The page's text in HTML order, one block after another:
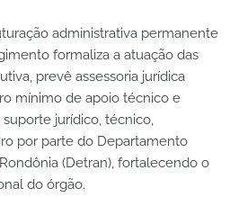
administrativa permanente
formaliza a atuação das
prevê assessoria jurídica
mínimo de apoio técnico e
jurídico, técnico,
por parte do Departamento
(Detran), fortalecendo o
do órgão.